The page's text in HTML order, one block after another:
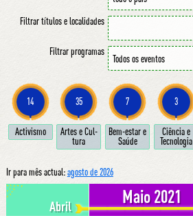
Filtrar títulos e localidades
Filtrar programas
14
Ac­ti­vis­mo
35
Ar­tes e Cul­
tu­ra
7
Bem-estar e
Sa­ú­de
3
Ci­ên­cia e
Tec­no­lo­gia
Ir para mês actual:agosto de 2026
Abril Maio 2021